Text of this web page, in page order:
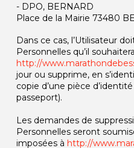
- DPO, BERNARD
Place de la Mairie 73480
Dans ce cas, l’Utilisateur
Personnelles qu’il
http://
jour ou supprime, en
copie d’une pièce
passeport).
Les demandes de
Personnelles seront
imposées à http://